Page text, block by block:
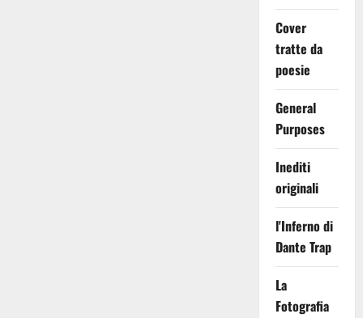
Cover
tratte da
poesie
General
Purposes
Inediti
originali
l'Inferno di
Dante Trap
La
Fotografia